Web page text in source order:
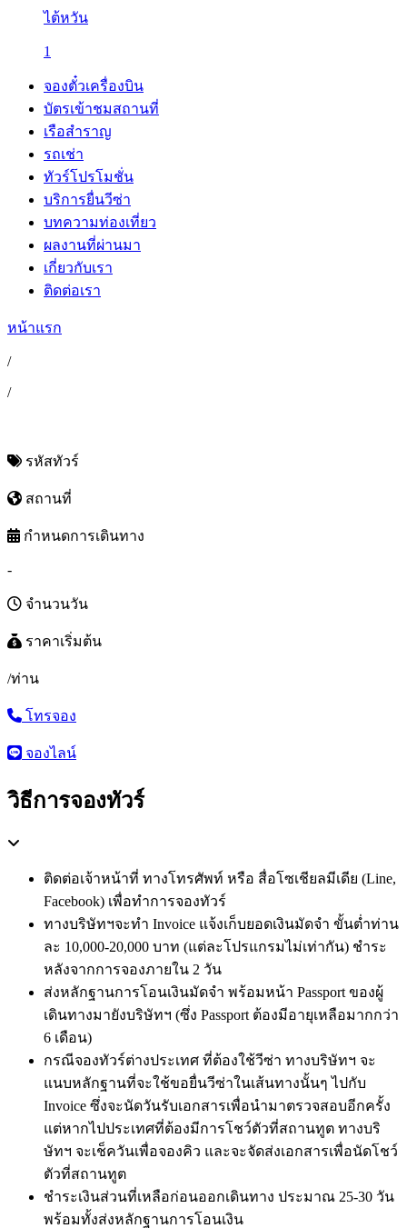
ไต้หวัน
1
จองตั๋วเครื่องบิน
บัตรเข้าชมสถานที่
เรือสำราญ
รถเช่า
ทัวร์โปรโมชั่น
บริการยื่นวีซ่า
บทความท่องเที่ยว
ผลงานที่ผ่านมา
เกี่ยวกับเรา
ติดต่อเรา
หน้าแรก
/
/
รหัสทัวร์
สถานที่
กำหนดการเดินทาง
-
จำนวนวัน
ราคาเริ่มต้น
/ท่าน
โทรจอง
จองไลน์
วิธีการจองทัวร์
ติดต่อเจ้าหน้าที่ ทางโทรศัพท์ หรือ สื่อโซเชียลมีเดีย (Line,
Facebook) เพื่อทำการจองทัวร์
ทางบริษัทฯจะทำ Invoice แจ้งเก็บยอดเงินมัดจำ ขั้นต่ำท่าน
ละ 10,000-20,000 บาท (แต่ละโปรแกรมไม่เท่ากัน) ชำระ
หลังจากการจองภายใน 2 วัน
ส่งหลักฐานการโอนเงินมัดจำ พร้อมหน้า Passport ของผู้
เดินทางมายังบริษัทฯ (ซึ่ง Passport ต้องมีอายุเหลือมากกว่า
6 เดือน)
กรณีจองทัวร์ต่างประเทศ ที่ต้องใช้วีซ่า ทางบริษัทฯ จะ
แนบหลักฐานที่จะใช้ขอยื่นวีซ่าในเส้นทางนั้นๆ ไปกับ
Invoice ซึ่งจะนัดวันรับเอกสารเพื่อนำมาตรวจสอบอีกครั้ง
แต่หากไปประเทศที่ต้องมีการโชว์ตัวที่สถานทูต ทางบริ
ษัทฯ จะเช็ควันเพื่อจองคิว และจะจัดส่งเอกสารเพื่อนัดโชว์
ตัวที่สถานทูต
ชำระเงินส่วนที่เหลือก่อนออกเดินทาง ประมาณ 25-30 วัน
พร้อมทั้งส่งหลักฐานการโอนเงิน